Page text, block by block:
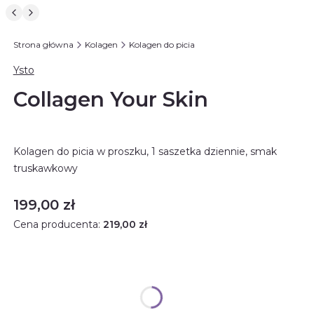
Strona główna Kolagen Kolagen do picia
Ysto
Collagen Your Skin
Kolagen do picia w proszku, 1 saszetka dziennie, smak
truskawkowy
Cena
199,00 zł
Cena producenta: 219,00 zł